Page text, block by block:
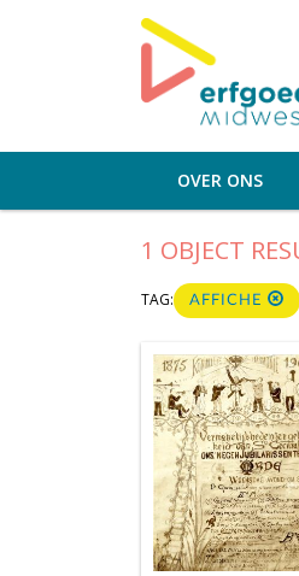
OVER ONS
1 OBJECT
TAG: AFFICHE